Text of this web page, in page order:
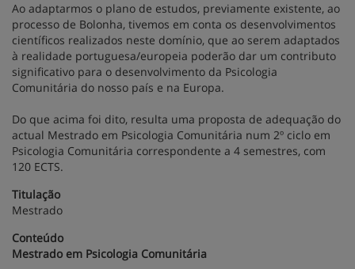
Ao adaptarmos o plano de estudos, previamente existente, ao
processo de Bolonha, tivemos em conta os desenvolvimentos
científicos realizados neste domínio, que ao serem adaptados
à realidade portuguesa/europeia poderão dar um contributo
significativo para o desenvolvimento da Psicologia
Comunitária do nosso país e na Europa.
Do que acima foi dito, resulta uma proposta de adequação do
actual Mestrado em Psicologia Comunitária num 2º ciclo em
Psicologia Comunitária correspondente a 4 semestres, com
120 ECTS.
Titulação
Mestrado
Conteúdo
Mestrado em Psicologia Comunitária